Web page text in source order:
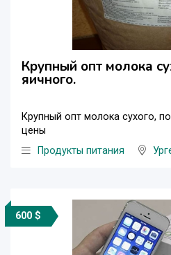
Крупный опт молока
яичного.
Крупный опт молока сухого,
цены
Продукты питания
600 $